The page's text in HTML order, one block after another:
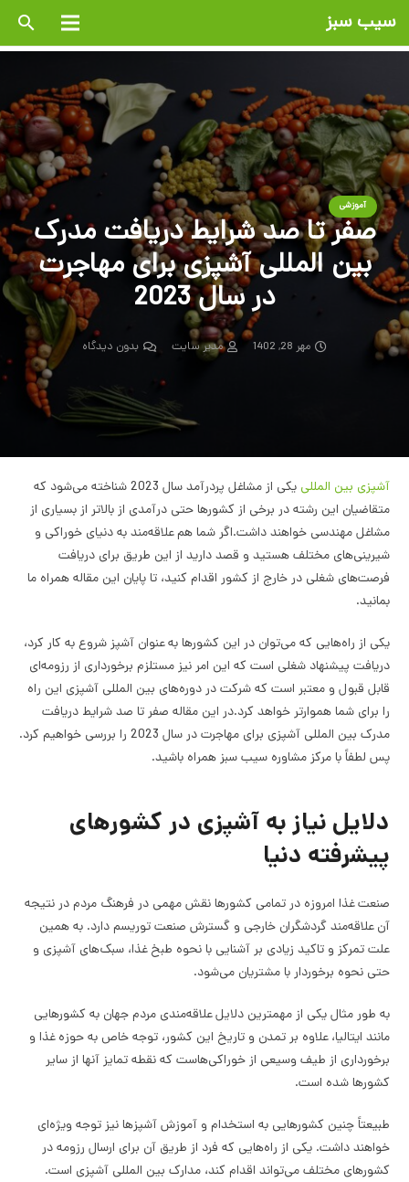
سیب سبز search
آموزشی
صفر تا صد شرایط دریافت مدرک
بین المللی آشپزی برای مهاجرت
در سال 2023
مهر 28, 1402 مدیر سایت بدون دیدگاه
آشپزی بین المللی
یکی از مشاغل پردرآمد سال 2023 شناخته می‌شود که
متقاضیان این رشته در برخی از کشورها حتی درآمدی از بالاتر از بسیاری از
مشاغل مهندسی خواهند داشت.اگر شما هم علاقه‌مند به دنیای خوراکی و
شیرینی‌های مختلف هستید و قصد دارید از این طریق برای دریافت
فرصت‌های شغلی در خارج از کشور اقدام کنید، تا پایان این مقاله همراه ما
بمانید.
یکی از راه‌هایی که می‌توان در این کشورها به عنوان آشپز شروع به کار کرد،
دریافت پیشنهاد شغلی است که این امر نیز مستلزم برخورداری از رزومه‌ای
قابل قبول و معتبر است که شرکت در دوره‌های بین المللی آشپزی این راه
را برای شما هموارتر خواهد کرد.در این مقاله صفر تا صد شرایط دریافت
مدرک بین المللی آشپزی برای مهاجرت در سال 2023 را بررسی خواهیم کرد.
پس لطفاً با مرکز مشاوره سیب سبز همراه باشید.
دلایل نیاز به آشپزی در کشورهای
پیشرفته دنیا
صنعت غذا امروزه در تمامی کشورها نقش مهمی در فرهنگ مردم در نتیجه
آن علاقه‌مند گردشگران خارجی و گسترش صنعت توریسم دارد. به همین
علت تمرکز و تاکید زیادی بر آشنایی با نحوه طبخ غذا، سبک‌های آشپزی و
حتی نحوه برخوردار با مشتریان می‌شود.
به طور مثال یکی از مهمترین دلایل علاقه‌مندی مردم جهان به کشورهایی
مانند ایتالیا، علاوه بر تمدن و تاریخ این کشور، توجه خاص به حوزه غذا و
برخورداری از طیف وسیعی از خوراکی‌هاست که نقطه تمایز آنها از سایر
کشورها شده است.
طبیعتاً چنین کشورهایی به استخدام و آموزش آشپزها نیز توجه ویژه‌ای
خواهند داشت. یکی از راه‌هایی که فرد از طریق آن برای ارسال رزومه در
کشورهای مختلف می‌تواند اقدام کند، مدارک بین المللی آشپزی است.